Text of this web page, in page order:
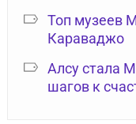
Топ музеев
Караваджо
Алсу стала
шагов к